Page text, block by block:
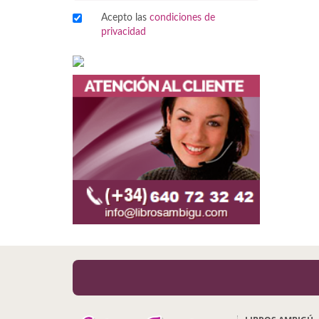
Acepto las condiciones de
privacidad